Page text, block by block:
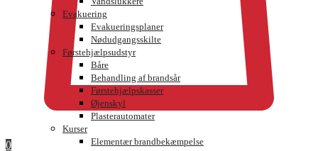
0
Evakuering
Evakueringsplaner
Nødudgangsskilte
Førstehjælpsudstyr
Båre
Behandling af brandsår
Førstehjælpskasser
Øjenskyl
Plasterautomater
Kurser
Elementær brandbekæmpelse